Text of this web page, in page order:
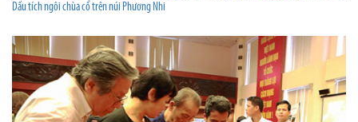
Dấu tích ngôi chùa cổ trên núi Phương Nhi